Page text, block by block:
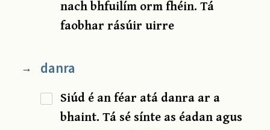
nach bhfuilím orm fhéin. Tá
faobhar rásúir uirre
→ danra
Siúd é an féar atá danra ar a
bhaint. Tá sé sínte as éadan agus